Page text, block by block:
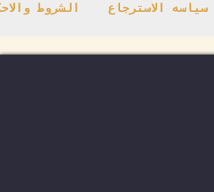
سياسه الاسترجاع الشروط